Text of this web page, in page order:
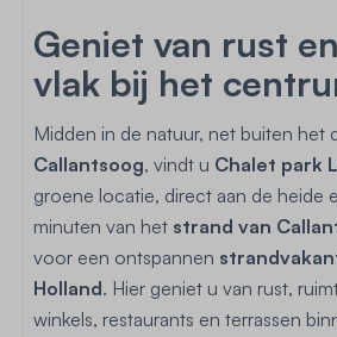
Geniet van rust
vlak bij het
Midden in de natuur, net buiten het
Callantsoog, vindt u Chalet park
groene locatie, direct aan de heide
minuten van het strand van
voor een ontspannen
Holland. Hier geniet u van rust,
winkels, restaurants en terrassen